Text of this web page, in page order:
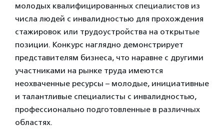
молодых квалифицированных специалистов из
числа людей с инвалидностью для прохождения
стажировок или трудоустройства на открытые
позиции. Конкурс наглядно демонстрирует
представителям бизнеса, что наравне с другими
участниками на рынке труда имеются
неохваченные ресурсы – молодые, инициативные
и талантливые специалисты с инвалидностью,
профессионально подготовленные в различных
областях.